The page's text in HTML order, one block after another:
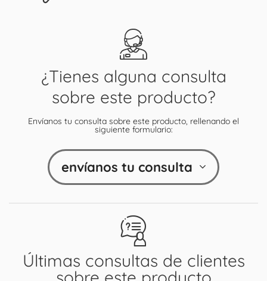
Últimas consultas de clientes
¿Tienes alguna consulta
sobre este producto?
Envíanos tu consulta sobre este producto, rellenando el
siguiente formulario:
envíanos tu consulta